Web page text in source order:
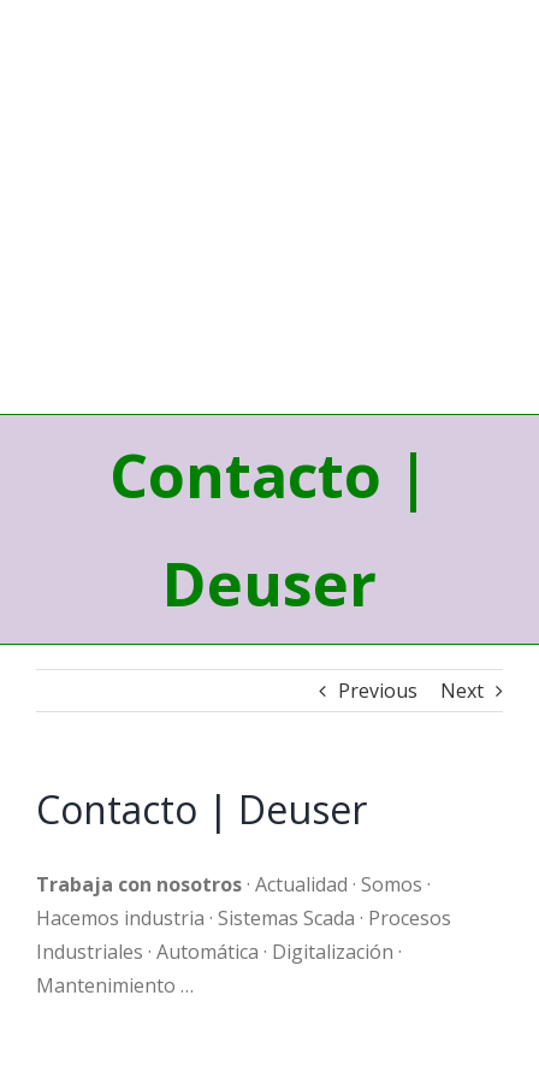
Contacto |
Deuser
Previous Next
Contacto | Deuser
Trabaja con nosotros· Actualidad · Somos ·
Hacemos industria · Sistemas Scada · Procesos
Industriales · Automática · Digitalización ·
Mantenimiento …